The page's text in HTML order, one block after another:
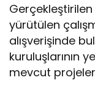
yürütülen
alışverişinde
kuruluşlarının
mevcut